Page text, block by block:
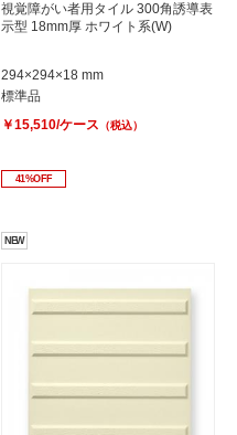
視覚障がい者用タイル 300角誘導表
示型 18mm厚 ホワイト系(W)
294×294×18 mm
標準品
￥15,510/ケース （税込）
41%OFF
NEW